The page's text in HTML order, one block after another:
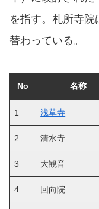
を指す。札所寺
替わっている。
No 名称
1 浅草寺
2 清水寺
3 大観音
4 回向院